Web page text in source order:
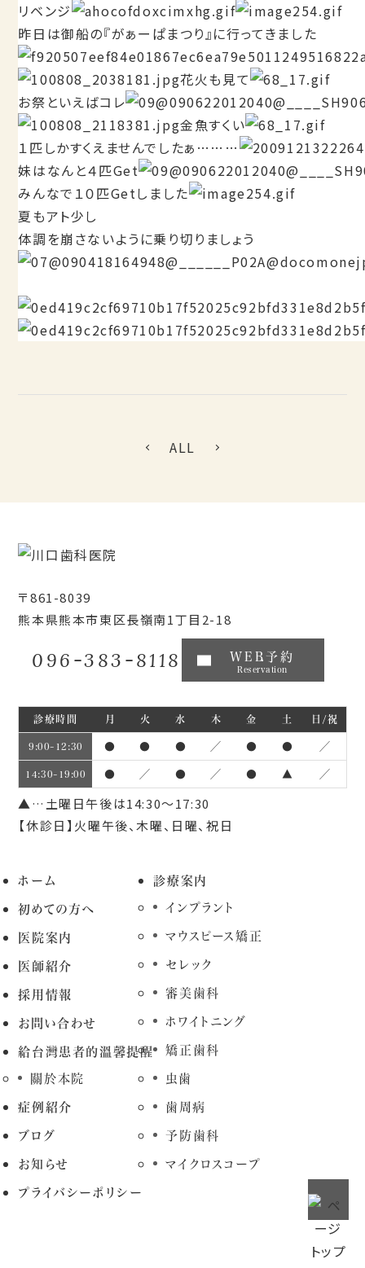
リベンジ
昨日は御船の『がぁーぱまつり』に行ってきました
花火も見て
お祭といえばコレ
金魚すくい
１匹しかすくえませんでしたぁ………
妹はなんと４匹Get
みんなで１０匹Getしました
夏もアト少し
体調を崩さないように乗り切りましょう
ALL
〒861-8039
熊本県熊本市東区長嶺南1丁目2-18
096-383-8118 WEB予約
Reservation
診療時間 月 火 水 木 金 土 日/祝
9:00~12:30 ● ● ● ／ ● ● ／
14:30~19:00 ● ／ ● ／ ● ▲ ／
▲…土曜日午後は14:30～17:30
【休診日】火曜午後、木曜、日曜、祝日
ホーム
初めての方へ
医院案内
医師紹介
採用情報
お問い合わせ
給台灣患者的溫馨提醒
關於本院
症例紹介
ブログ
お知らせ
プライバシーポリシー
診療案内
インプラント
マウスピース矯正
セレック
審美歯科
ホワイトニング
矯正歯科
虫歯
歯周病
予防歯科
マイクロスコープ